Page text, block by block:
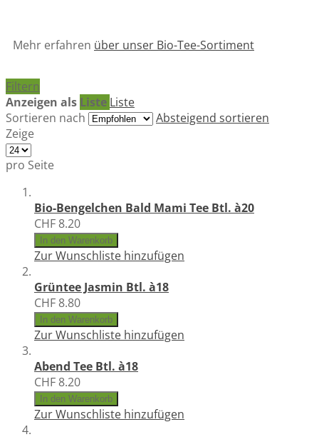
Mehr erfahren über unser Bio-Tee-Sortiment
Filtern
Anzeigen als Liste Liste
Sortieren nach
Absteigend sortieren
Zeige
pro Seite
Bio-Bengelchen Bald Mami Tee Btl. à20
CHF 8.20
In den Warenkorb
Zur Wunschliste hinzufügen
Grüntee Jasmin Btl. à18
CHF 8.80
In den Warenkorb
Zur Wunschliste hinzufügen
Abend Tee Btl. à18
CHF 8.20
In den Warenkorb
Zur Wunschliste hinzufügen